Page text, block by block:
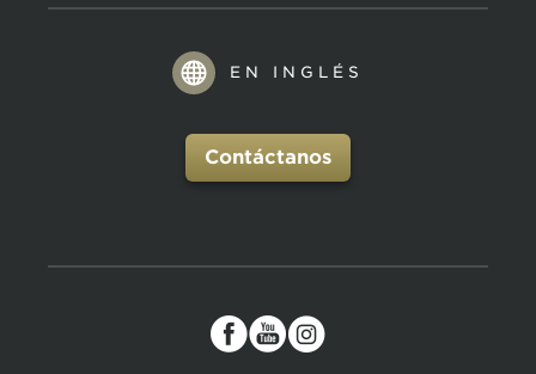
EN INGLÉS
Contáctanos